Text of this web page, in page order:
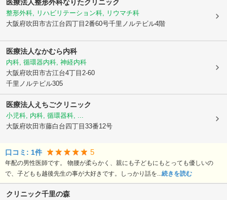
医療法人整形外科なりたクリニック
整形外科, リハビリテーション科, リウマチ科
大阪府吹田市古江台四丁目2番60号千里ノルテビル4階
医療法人なかむら内科
内科, 循環器内科, 神経内科
大阪府吹田市古江台4丁目2-60
千里ノルテビル305
医療法人えちごクリニック
小児科, 内科, 循環器科, ...
大阪府吹田市藤白台四丁目33番12号
口コミ: 1件 5
年配の男性医師です。 物腰が柔らかく、親にも子どもにもとっても優しいの
で、子どもも越後先生の事が大好きです。しっかり話を...続きを読む
クリニック千里の森